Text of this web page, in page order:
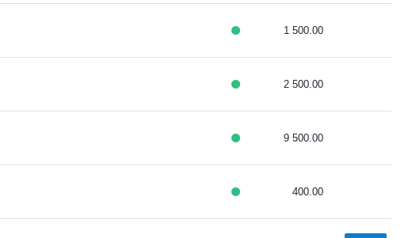
1 500.00
2 500.00
9 500.00
400.00